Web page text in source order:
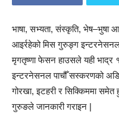
भाषा, सभ्यता, संस्कृति, भेष–भुषा
आइर्रहेको मिस गुरुङ्ग इन्टरनेसनल
मृगतृष्णा फेसन हाउसले यही
इन्टरनेसनल पाचौँ सस्करणको
गोरखा, इटहरी र सिक्किममा
गुरुङले जानकारी गराइन |